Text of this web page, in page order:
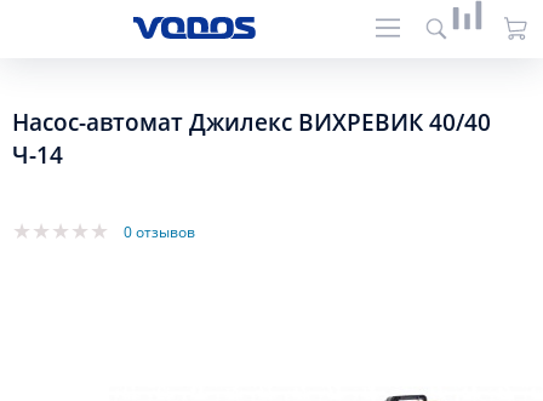
Насос-автомат Джилекс ВИХРЕВИК 40/40
Ч-14
0 отзывов